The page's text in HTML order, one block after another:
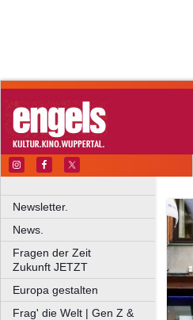
Newsletter.
News.
Fragen der Zeit
Zukunft JETZT
Europa gestalten
Frag' die Welt | Gen Z &